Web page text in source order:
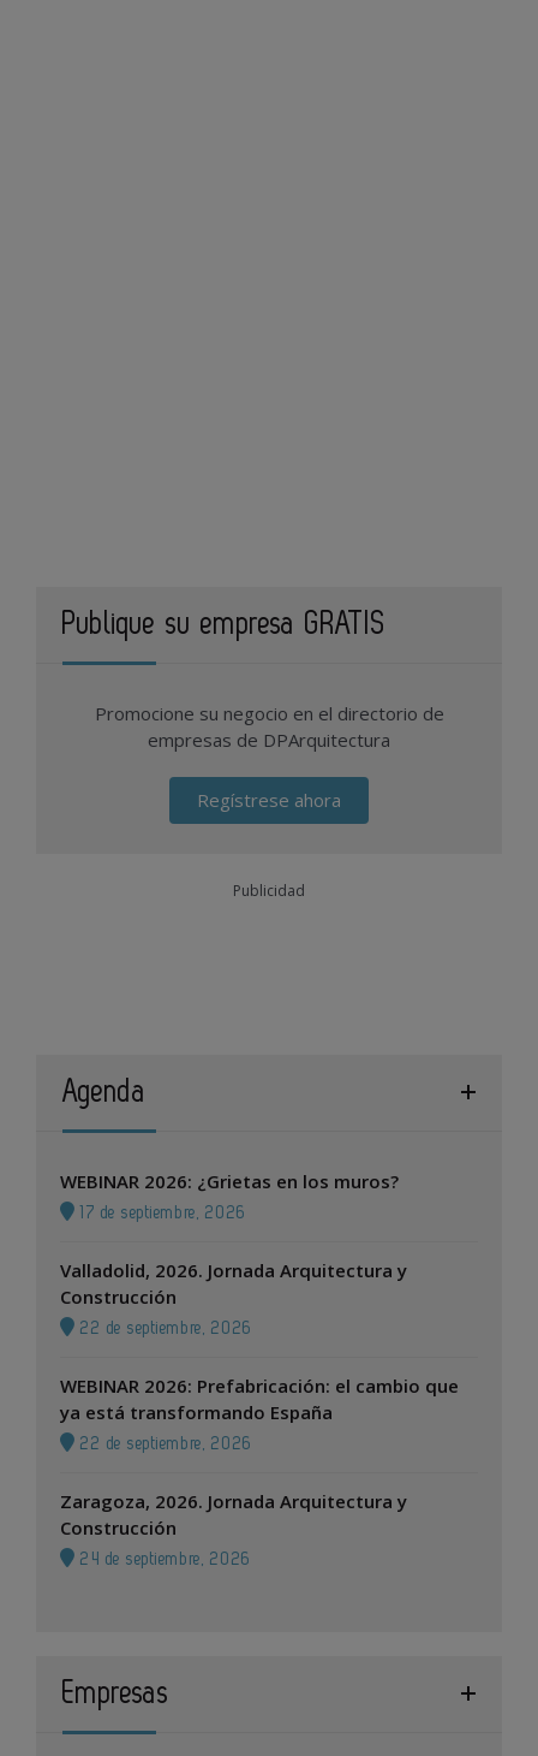
Publique su empresa GRATIS
Promocione su negocio en el directorio de
empresas de DPArquitectura
Regístrese ahora
Publicidad
Agenda
WEBINAR 2026: ¿Grietas en los muros?
17 de septiembre, 2026
Valladolid, 2026. Jornada Arquitectura y
Construcción
22 de septiembre, 2026
WEBINAR 2026: Prefabricación: el cambio que
ya está transformando España
22 de septiembre, 2026
Zaragoza, 2026. Jornada Arquitectura y
Construcción
24 de septiembre, 2026
Empresas